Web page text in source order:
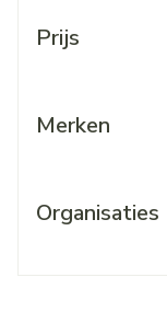
Prijs
Merken
Organisaties